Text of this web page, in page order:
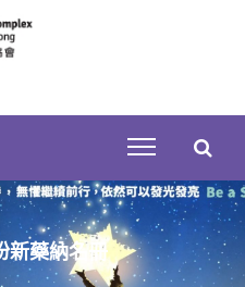
新藥納名冊